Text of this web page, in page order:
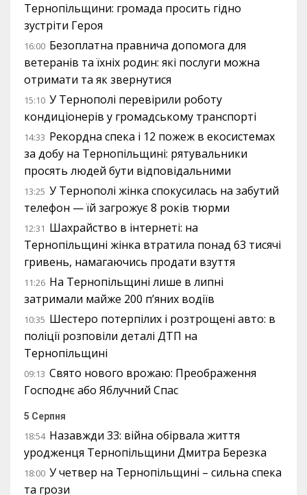
Тернопільщини: громада просить гідно
зустріти Героя
16:00 Безоплатна правнича допомога для
ветеранів та їхніх родин: які послуги можна
отримати та як звернутися
15:10 У Тернополі перевірили роботу
кондиціонерів у громадському транспорті
14:33 Рекордна спека і 12 пожеж в екосистемах
за добу на Тернопільщині: рятувальники
просять людей бути відповідальними
13:25 У Тернополі жінка спокусилась на забутий
телефон — їй загрожує 8 років тюрми
12:31 Шахрайство в інтернеті: на
Тернопільщині жінка втратила понад 63 тисячі
гривень, намагаючись продати взуття
11:26 На Тернопільщині лише в липні
затримали майже 200 п’яних водіїв
10:35 Шестеро потерпілих і розтрощені авто: в
поліції розповіли деталі ДТП на
Тернопільщині
09:13 Свято нового врожаю: Преображення
Господнє або Яблучний Спас
5 Серпня
18:54 Назавжди 33: війна обірвала життя
уродженця Тернопільщини Дмитра Березка
18:00 У четвер на Тернопільщині – сильна спека
та грози